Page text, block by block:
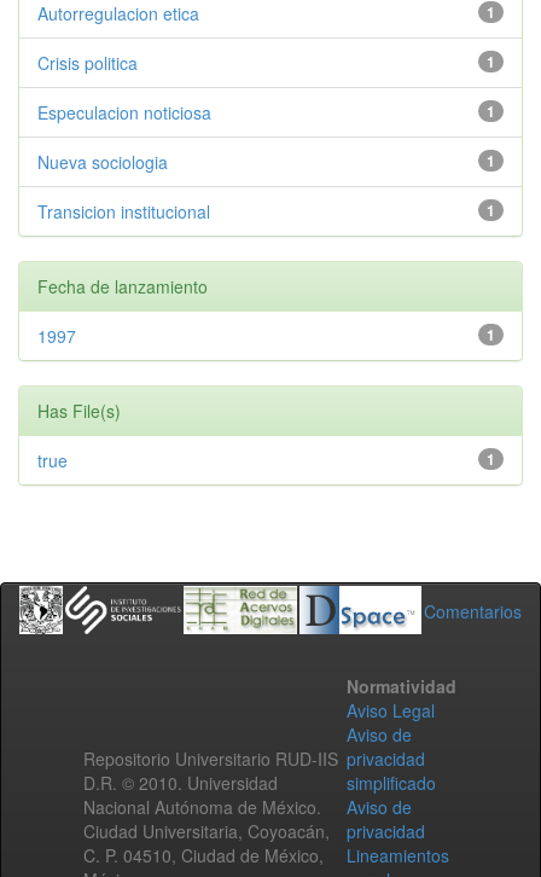
1
Autorregulacion etica
1
Crisis politica
1
Especulacion noticiosa
1
Nueva sociologia
1
Transicion institucional
Fecha de lanzamiento
1
1997
Has File(s)
1
true
Comentarios
Repositorio Universitario RUD-IIS
D.R. © 2010. Universidad
Nacional Autónoma de México.
Ciudad Universitaria, Coyoacán,
C. P. 04510, Ciudad de México,
Normatividad
Aviso Legal
Aviso de
privacidad
simplificado
Aviso de
privacidad
Lineamientos